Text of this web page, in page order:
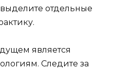
отдельные
является
Следите за